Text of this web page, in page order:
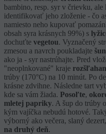
bambino, resp. syr v črievku, ale
identifikovať jeho zloženie - čo
namiesto neho kupovať
obsah syra krásnych 99%) s
dochuťte vegetou. Vyznačený
zmesou a navrch poukladajte
ako ja - syr nastrúhajte. Pred
"neoplnkované" kraje
trúby (170°C) na 10 minút. Po
krásne zdvihne. Následne tart
kde sa vám žiada. Posoľte,
mletej papriky. A šup do trúby
kým vajíčka nebudú hotové.
výborný ako večera, slaný
na druhý deň.